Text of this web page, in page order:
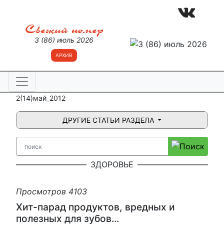
Свежий номер
3 (86) июль 2026
АРХИВ
2(14)май_2012
ДРУГИЕ СТАТЬИ РАЗДЕЛА
ЗДОРОВЬЕ
Просмотров 4103
Хит-парад продуктов, вредных и
полезных для зубов...